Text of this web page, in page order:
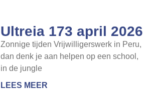
Ultreia 173 april 2026
Zonnige tijden Vrijwilligerswerk in Peru,
dan denk je aan helpen op een school,
in de jungle
LEES MEER